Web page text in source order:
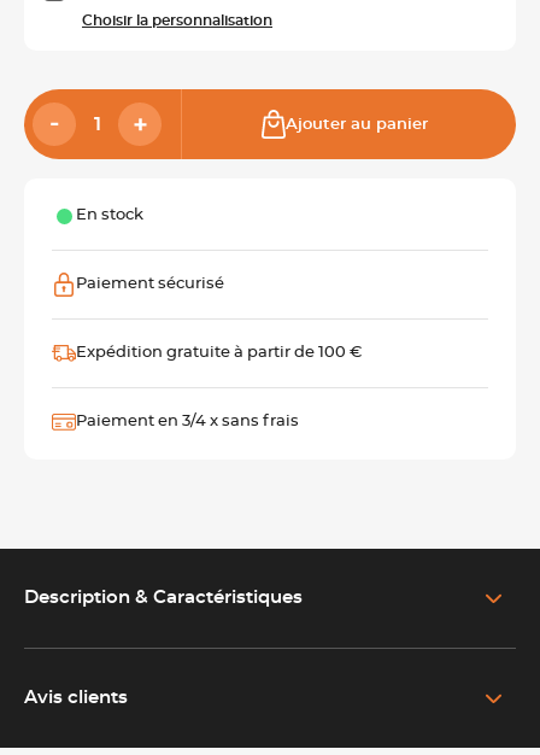
Choisir la personnalisation
Ajouter au panier
En stock
Paiement sécurisé
Expédition gratuite à partir de 100 €
Paiement en 3/4 x sans frais
Description & Caractéristiques
aussi à l’aise en cuisine professionnelle qu’en service à
Avis clients